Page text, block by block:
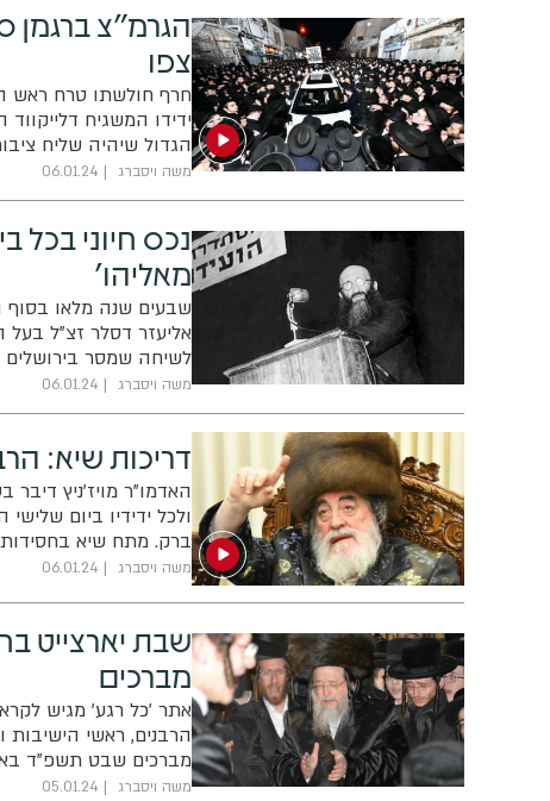
הגרמ"צ ברגמן
צפו
חרף חולשתו טרח ראש
ידידו המשגיח
הגדול שיהיה שליח
המלא
משה ויסברג 06.01.24
נכס חיוני
מאליהו'
שבעים שנה מלאו בסוף
אליעזר דסלר זצ"ל בעל
לשיחה שמסר
תורה' הקלמאי
משה ויסברג 06.01.24
דריכות שיא:
האדמו"ר מויז'ניץ דיבר
ולכל ידידיו ביום
ברק. מתח שיא
משה ויסברג 06.01.24
שבת יארצייט
מברכים
אתר 'כל רגע' מגיש
הרבנים, ראשי הישיבות
מברכים שבט תשפ"ד
'קו הסקופים' ו'קול
משה ויסברג 05.01.24